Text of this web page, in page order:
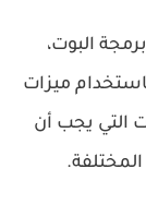
البوت،
ميزات
التي يجب أن